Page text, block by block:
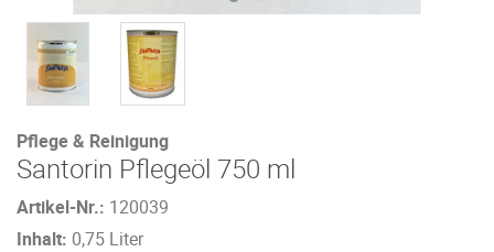
Pflege & Reinigung
Santorin Pflegeöl 750 ml
Artikel-Nr.: 120039
Inhalt: 0,75 Liter